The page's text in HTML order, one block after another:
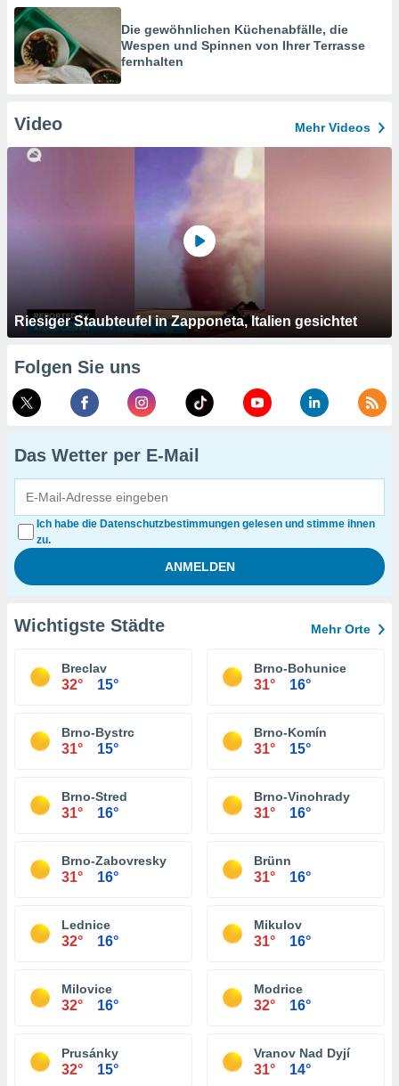
Die gewöhnlichen Küchenabfälle, die
Wespen und Spinnen von Ihrer Terrasse
fernhalten
Video Mehr Videos
Riesiger Staubteufel in Zapponeta, Italien gesichtet
Folgen Sie uns
Das Wetter per E-Mail
Ich habe die Datenschutzbestimmungen gelesen und stimme ihnen
zu.
Wichtigste Städte Mehr Orte
Breclav
32° 15°
Brno-Bohunice
31° 16°
Brno-Bystrc
31° 15°
Brno-Komín
31° 15°
Brno-Stred
31° 16°
Brno-Vinohrady
31° 16°
Brno-Zabovresky
31° 16°
Brünn
31° 16°
Lednice
32° 16°
Mikulov
31° 16°
Milovice
32° 16°
Modrice
32° 16°
Prusánky
32° 15°
Vranov Nad Dyjí
31° 14°